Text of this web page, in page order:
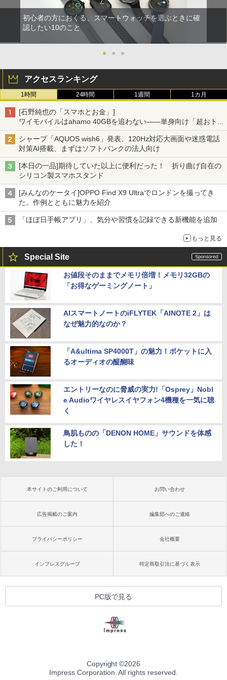
初心者の方におくる、スマートウォッチを選ぶときに確
認したい10のこと
● ● ●
アクセスランキング
1時間 24時間 1週間 1カ月
[石野純也の「スマホとお金」]
ワイモバイルはahamo 40GBを追わない――単身向け「超おトク
割」の安さと1年限定の注意点
シャープ「AQUOS wish6」発表、120Hz対応大画面や迷惑電話
対策AI搭載、まずはソフトバンクの法人向け
[本日の一品]期待していた以上に便利だった！ 折り曲げ自在の
シリコン製スマホスタンド
[みんなのケータイ]OPPO Find X9 Ultraでロンドンを撮ってき
た。作例とともに魅力を紹介
「ほぼ日手帳アプリ」、気分や習慣を記録できる新機能を追加
もっと見る
Special Site
お値段そのままでメモリ倍増！メモリ32GBの
「お得なゲーミングノート」
AIスマートノートのiFLYTEK「AINOTE 2」は
なぜ魅力的なのか？
「A&ultima SP4000T」の魅力！ポケットに入
るオーディオの醍醐味
エントリーなのに脅威の実力!「Osprey」Nobl
e Audioワイヤレスイヤフォン4機種を一気に聴
く
鳥肌ものの「DENON HOME」サウンドを体感
した！
本サイトのご利用について お問い合わせ
広告掲載のご案内 編集部へのご連絡
プライバシーポリシー 会社概要
インプレスグループ 特定商取引法に基づく表示
PC版で見る
Copyright ©2026
Impress Corporation. All rights reserved.